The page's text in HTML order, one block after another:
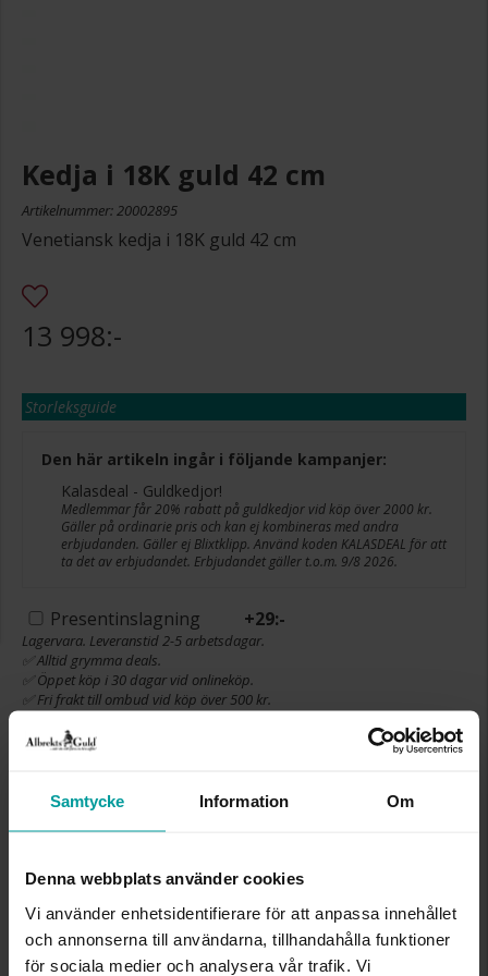
Samtycke Information Om
Denna webbplats använder cookies
Vi använder enhetsidentifierare för att anpassa innehållet
och annonserna till användarna, tillhandahålla funktioner
för sociala medier och analysera vår trafik. Vi
Kedja i 18K guld 42 cm
Artikelnummer: 20002895
Venetiansk kedja i 18K guld 42 cm
13 998:-
Storleksguide
Den här artikeln ingår i följande kampanjer:
Kalasdeal - Guldkedjor!
Medlemmar får 20% rabatt på guldkedjor vid köp över 2000 kr.
Gäller på ordinarie pris och kan ej kombineras med andra
erbjudanden. Gäller ej Blixtklipp. Använd koden KALASDEAL för att
ta det av erbjudandet. Erbjudandet gäller t.o.m. 9/8 2026.
Presentinslagning +29:-
Lagervara. Leveranstid 2-5 arbetsdagar.
✅ Alltid grymma deals.
✅ Öppet köp i 30 dagar vid onlineköp.
✅ Fri frakt till ombud vid köp över 500 kr.
BREDD CA (MM)
HÖJD CA (MM)
LÄNGD CA (CM)
42